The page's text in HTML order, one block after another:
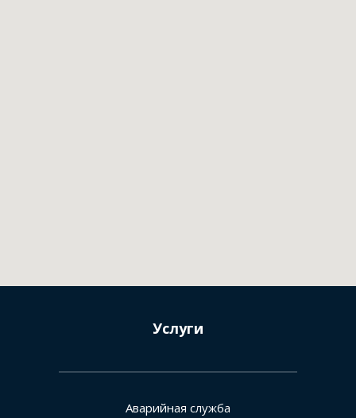
Услуги
Аварийная служба